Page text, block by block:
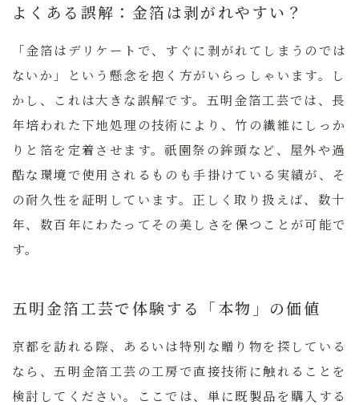
よくある誤解：金箔は剥がれやすい？
「金箔はデリケートで、すぐに剥がれてしまうのでは
ないか」という懸念を抱く方がいらっしゃいます。し
かし、これは大きな誤解です。五明金箔工芸では、長
年培われた下地処理の技術により、竹の繊維にしっか
りと箔を定着させます。祇園祭の鉾頭など、屋外や過
酷な環境で使用されるものも手掛けている実績が、そ
の耐久性を証明しています。正しく取り扱えば、数十
年、数百年にわたってその美しさを保つことが可能で
す。
五明金箔工芸で体験する「本物」の価値
京都を訪れる際、あるいは特別な贈り物を探している
なら、五明金箔工芸の工房で直接技術に触れることを
検討してください。ここでは、単に既製品を購入する